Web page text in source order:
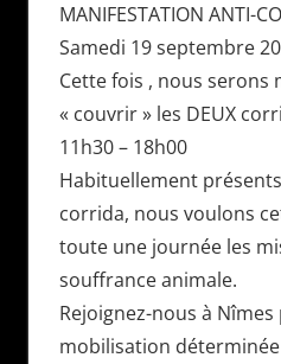
MANIFESTATION ANTI-
Samedi 19 septembre
Cette fois , nous serons
« couvrir » les DEUX
11h30 – 18h00
Habituellement
corrida, nous voulons
toute une journée les
souffrance animale.
Rejoignez-nous à
mobilisation